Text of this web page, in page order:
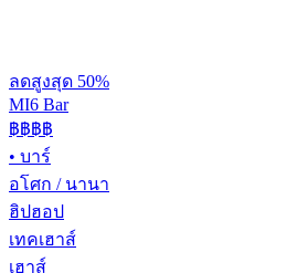
ลดสูงสุด 50%
MI6 Bar
฿฿฿฿
• บาร์
อโศก / นานา
ฮิปฮอป
เทคเฮาส์
เฮาส์